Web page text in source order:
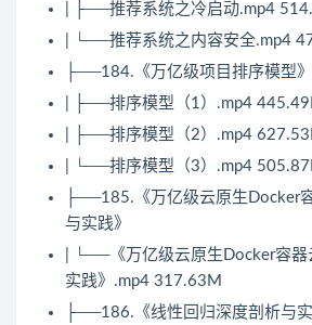
| ├──推荐系统之冷启动.mp4
| └──推荐系统之内容安全.mp4
├──184.《万亿级项目排序模型》
| ├──排序模型（1）.mp4
| ├──排序模型（2）.mp4
| └──排序模型（3）.mp4
├──185.《万亿级云原生Docker
与实践》
| └──《万亿级云原生Docker容
实践》.mp4 317.63M
├──186.《线性回归深度剖析与实